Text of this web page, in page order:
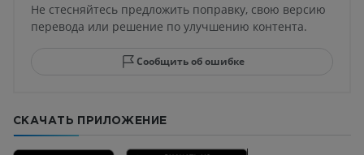
Не стесняйтесь предложить поправку, свою версию
перевода или решение по улучшению контента.
Сообщить об ошибке
СКАЧАТЬ ПРИЛОЖЕНИЕ